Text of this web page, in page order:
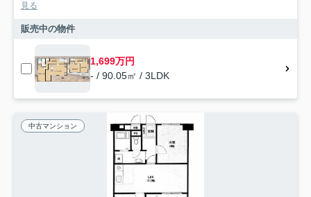
見る
販売中の物件
1,699万円
- / 90.05㎡ / 3LDK
中古マンション